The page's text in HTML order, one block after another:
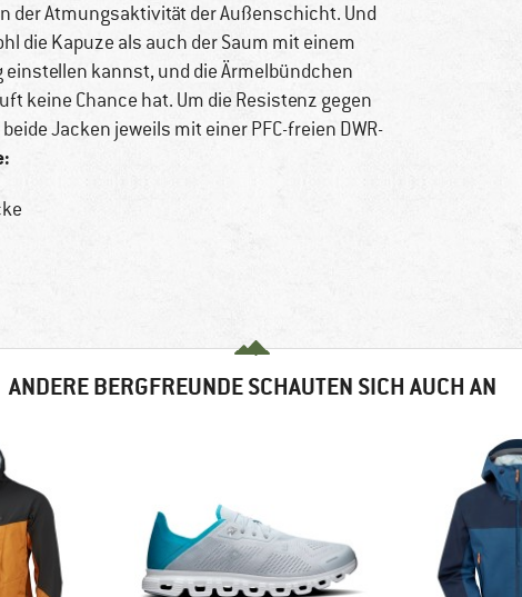
Atmungsaktivität der Außenschicht. Und
die Kapuze als auch der Saum mit einem
kannst, und die Ärmelbündchen
keine Chance hat. Um die Resistenz gegen
Jacken jeweils mit einer PFC-freien DWR-
ANDERE BERGFREUNDE SCHAUTEN SICH AUCH AN